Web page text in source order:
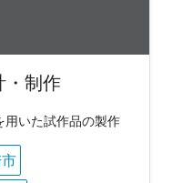
・制作
用いた試作品の製作